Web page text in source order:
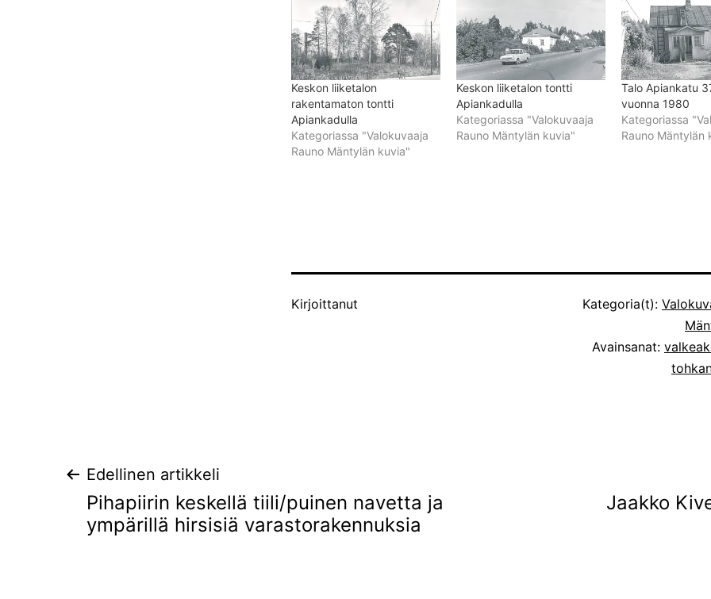
Keskon liiketalon
rakentamaton tontti
Apiankadulla
Kategoriassa "Valokuvaaja
Rauno Mäntylän kuvia"
Keskon liiketalon tontti
Apiankadulla
Kategoriassa "Valokuvaaja
Rauno Mäntylän kuvia"
Talo Apiankatu
vuonna 1980
Kategoriassa
Rauno Mäntylän
Julkaistu
Kirjoittanut Kategoria(t):
Avainsanat:
Artikkelien
selaus
Edellinen artikkeli
Pihapiirin keskellä tiili/puinen navetta ja
ympärillä hirsisiä varastorakennuksia
Jaakko